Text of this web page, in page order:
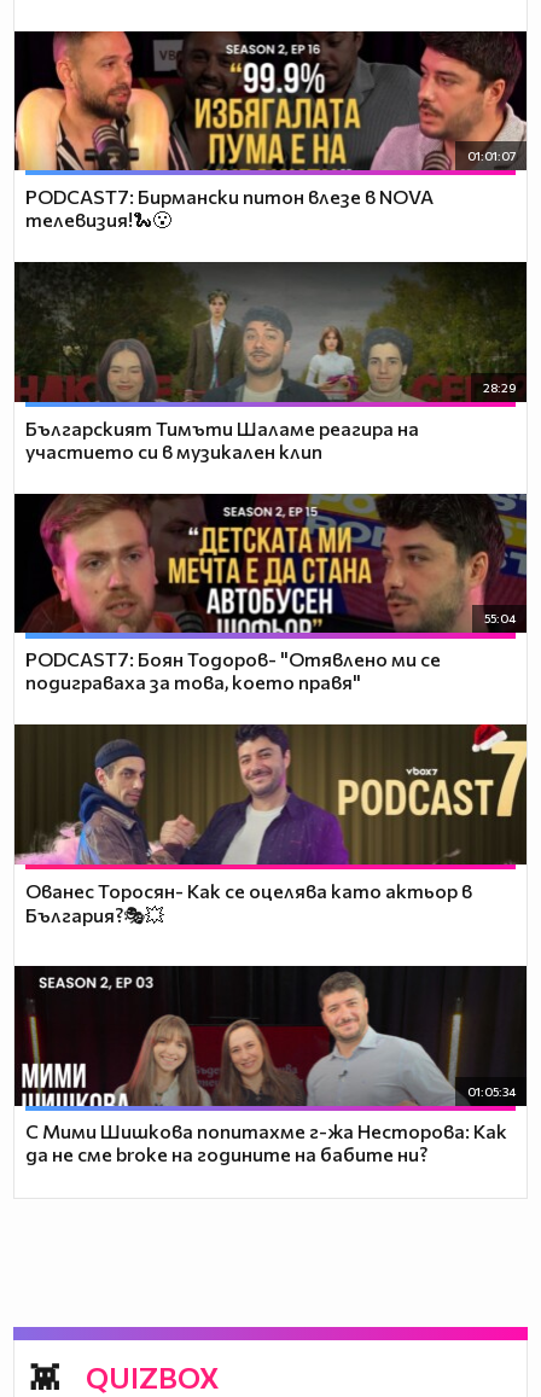
01:01:07
PODCAST7: Бирмански питон влезе в NOVA
телевизия!🐍😮
28:29
Българският Тимъти Шаламе реагира на
участието си в музикален клип
55:04
PODCAST7: ‪Боян Тодоров- "Отявлено ми се
подиграваха за това, което правя"
Ованес Торосян- Как се оцелява като актьор в
България?🎭💥
01:05:34
С Мими Шишкова попитахме г-жа Несторова: Как
да не сме broke на годините на бабите ни?
QUIZBOX